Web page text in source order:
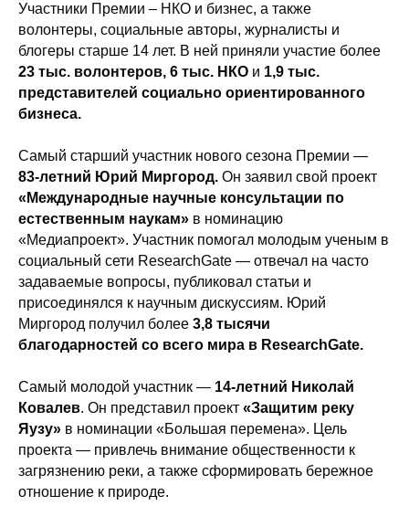
Участники Премии – НКО и бизнес, а также
волонтеры, социальные авторы, журналисты и
блогеры старше 14 лет. В ней приняли участие более
23 тыс. волонтеров, 6 тыс. НКО и 1,9 тыс.
представителей социально ориентированного
бизнеса.
Самый старший участник нового сезона Премии —
83-летний Юрий Миргород. Он заявил свой проект
«Международные научные консультации по
естественным наукам» в номинацию
«Медиапроект». Участник помогал молодым ученым в
социальный сети ResearchGate — отвечал на часто
задаваемые вопросы, публиковал статьи и
присоединялся к научным дискуссиям. Юрий
Миргород получил более 3,8 тысячи
благодарностей со всего мира в ResearchGate.
Самый молодой участник — 14-летний Николай
Ковалев. Он представил проект «Защитим реку
Яузу» в номинации «Большая перемена». Цель
проекта — привлечь внимание общественности к
загрязнению реки, а также сформировать бережное
отношение к природе.